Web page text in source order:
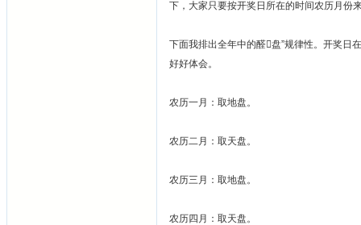
下，大家只要按开奖日所在的时间农历月份
下面我排出全年中的醛盘”规律性。开奖日
好好体会。
农历一月：取地盘。
农历二月：取天盘。
农历三月：取地盘。
农历四月：取天盘。